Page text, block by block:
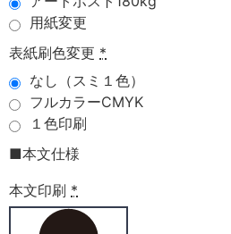
用紙変更
表紙刷色変更 *
なし（スミ１色）
フルカラーCMYK
１色印刷
■本文仕様
本文印刷 *